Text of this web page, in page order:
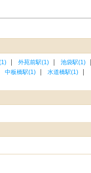
外苑前駅(1)
池袋駅(1)
中板橋駅(1)
水道橋駅(1)